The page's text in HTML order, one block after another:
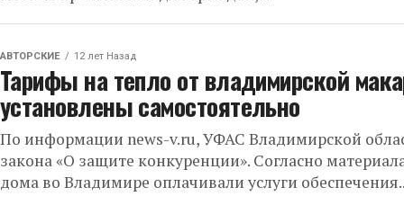
АВТОРСКИЕ 12 лет Назад
Тарифы на тепло от владимирской
установлены самостоятельно
По информации news-v.ru, УФАС Владимирской
закона «О защите конкуренции». Согласно
дома во Владимире оплачивали услуги